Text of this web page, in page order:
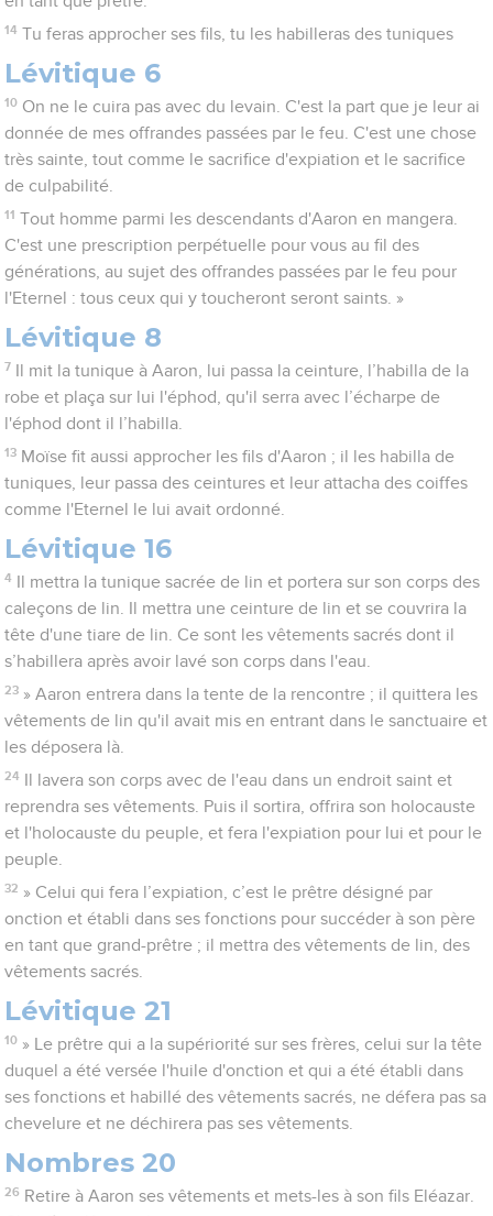
14 Tu feras approcher ses fils, tu les habilleras des tuniques
Lévitique 6
10 On ne le cuira pas avec du levain. C'est la part que je leur ai
donnée de mes offrandes passées par le feu. C'est une chose
très sainte, tout comme le sacrifice d'expiation et le sacrifice
de culpabilité.
11 Tout homme parmi les descendants d'Aaron en mangera.
C'est une prescription perpétuelle pour vous au fil des
générations, au sujet des offrandes passées par le feu pour
l'Eternel : tous ceux qui y toucheront seront saints. »
Lévitique 8
7
Il mit la tunique à Aaron, lui passa la ceinture, l’habilla de la
robe et plaça sur lui l'éphod, qu'il serra avec l’écharpe de
l'éphod dont il l’habilla.
13 Moïse fit aussi approcher les fils d'Aaron ; il les habilla de
tuniques, leur passa des ceintures et leur attacha des coiffes
comme l'Eternel le lui avait ordonné.
Lévitique 16
4
Il mettra la tunique sacrée de lin et portera sur son corps des
caleçons de lin. Il mettra une ceinture de lin et se couvrira la
tête d'une tiare de lin. Ce sont les vêtements sacrés dont il
s’habillera après avoir lavé son corps dans l'eau.
23 » Aaron entrera dans la tente de la rencontre ; il quittera les
vêtements de lin qu'il avait mis en entrant dans le sanctuaire et
les déposera là.
24
Il lavera son corps avec de l'eau dans un endroit saint et
reprendra ses vêtements. Puis il sortira, offrira son holocauste
et l'holocauste du peuple, et fera l'expiation pour lui et pour le
peuple.
32 » Celui qui fera l’expiation, c’est le prêtre désigné par
onction et établi dans ses fonctions pour succéder à son père
en tant que grand-prêtre ; il mettra des vêtements de lin, des
vêtements sacrés.
Lévitique 21
10 » Le prêtre qui a la supériorité sur ses frères, celui sur la tête
duquel a été versée l'huile d'onction et qui a été établi dans
ses fonctions et habillé des vêtements sacrés, ne défera pas sa
chevelure et ne déchirera pas ses vêtements.
Nombres 20
26 Retire à Aaron ses vêtements et mets-les à son fils Eléazar.